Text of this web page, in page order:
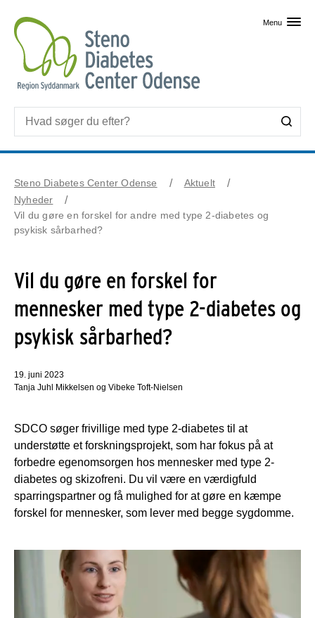
Menu
Steno Diabetes Center Odense
Aktuelt
Nyheder
Vil du gøre en forskel for andre med type 2-diabetes og
psykisk sårbarhed?
Vil du gøre en forskel for
mennesker med type 2-diabetes og
psykisk sårbarhed?
19. juni 2023
Tanja Juhl Mikkelsen og Vibeke Toft-Nielsen
SDCO søger frivillige med type 2-diabetes til at
understøtte et forskningsprojekt, som har fokus på at
forbedre egenomsorgen hos mennesker med type 2-
diabetes og skizofreni. Du vil være en værdigfuld
sparringspartner og få mulighed for at gøre en kæmpe
forskel for mennesker, som lever med begge sygdomme.